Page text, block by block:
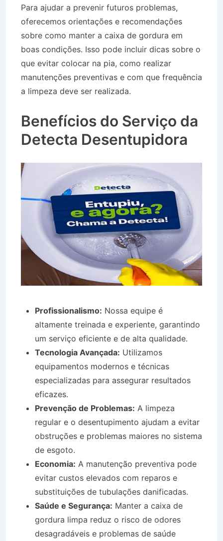
Para ajudar a prevenir futuros problemas,
oferecemos orientações e recomendações
sobre como manter a caixa de gordura em
boas condições. Isso pode incluir dicas sobre o
que evitar colocar na pia, como realizar
manutenções preventivas e com que frequência
a limpeza deve ser realizada.
Benefícios do Serviço da
Detecta Desentupidora
Profissionalismo: Nossa equipe é
altamente treinada e experiente, garantindo
um serviço eficiente e de alta qualidade.
Tecnologia Avançada: Utilizamos
equipamentos modernos e técnicas
especializadas para assegurar resultados
eficazes.
Prevenção de Problemas: A limpeza
regular e o desentupimento ajudam a evitar
obstruções e problemas maiores no sistema
de esgoto.
Economia: A manutenção preventiva pode
evitar custos elevados com reparos e
substituições de tubulações danificadas.
Saúde e Segurança: Manter a caixa de
gordura limpa reduz o risco de odores
desagradáveis e problemas de saúde